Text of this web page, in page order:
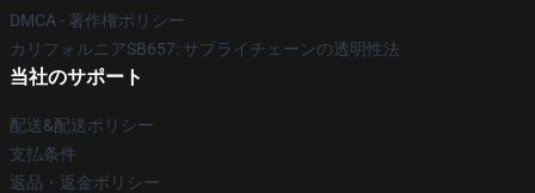
DMCA - 著作権ポリシー
カリフォルニアSB657: サプライチェーンの透明性法
当社のサポート
配送&配送ポリシー
支払条件
返品・返金ポリシー